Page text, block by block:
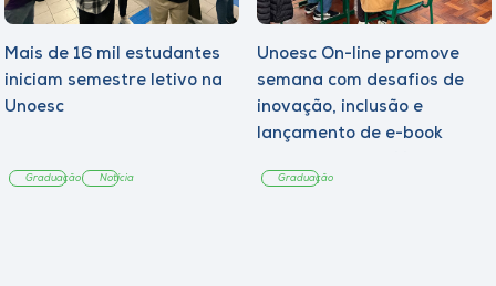
Mais de 16 mil estudantes
iniciam semestre letivo na
Unoesc
Graduação Notícia
Unoesc On-line promove
semana com desafios de
inovação, inclusão e
lançamento de e-book
Graduação